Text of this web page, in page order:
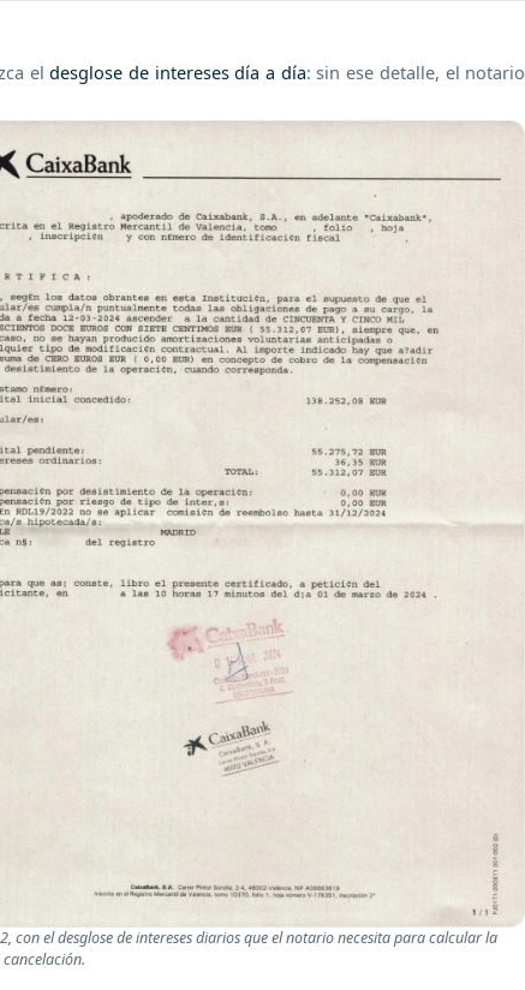
eldesglose de intereses día a día: sin ese detalle, el notario
con el desglose de intereses diarios que el notario necesita para calcular la